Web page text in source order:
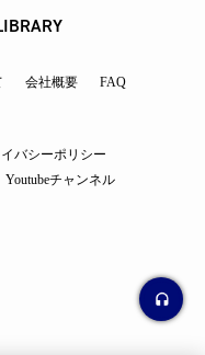
会社概要
FAQ
バシーポリシー
Youtubeチャンネル